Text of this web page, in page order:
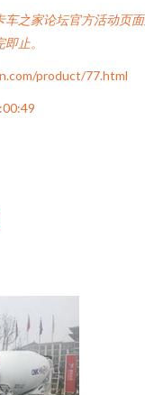
之家论坛官方活动页
止。
product/77.html